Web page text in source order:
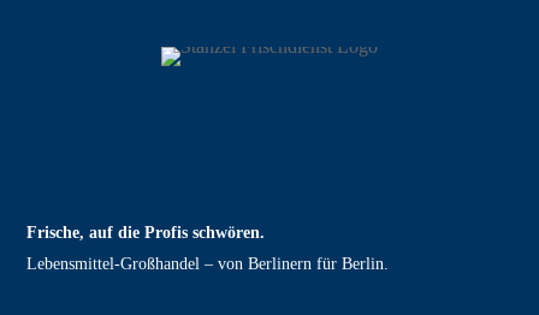
Frische, auf die Profis schwören.
Lebensmittel‑Großhandel – von Berlinern für Berlin.